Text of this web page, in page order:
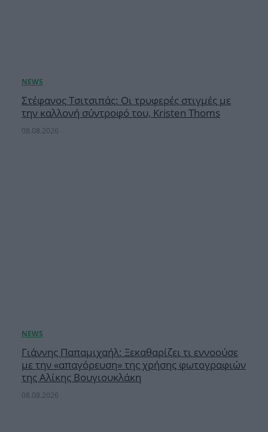
Στέφανος Τσιτσιπάς: Οι τρυφερές στιγμές με
την καλλονή σύντροφό του, Kristen Thoms
08.08.2026
Γιάννης Παπαμιχαήλ: Ξεκαθαρίζει τι εννοούσε
με την «απαγόρευση» της χρήσης φωτογραφιών
της Αλίκης Βουγιουκλάκη
08.08.2026